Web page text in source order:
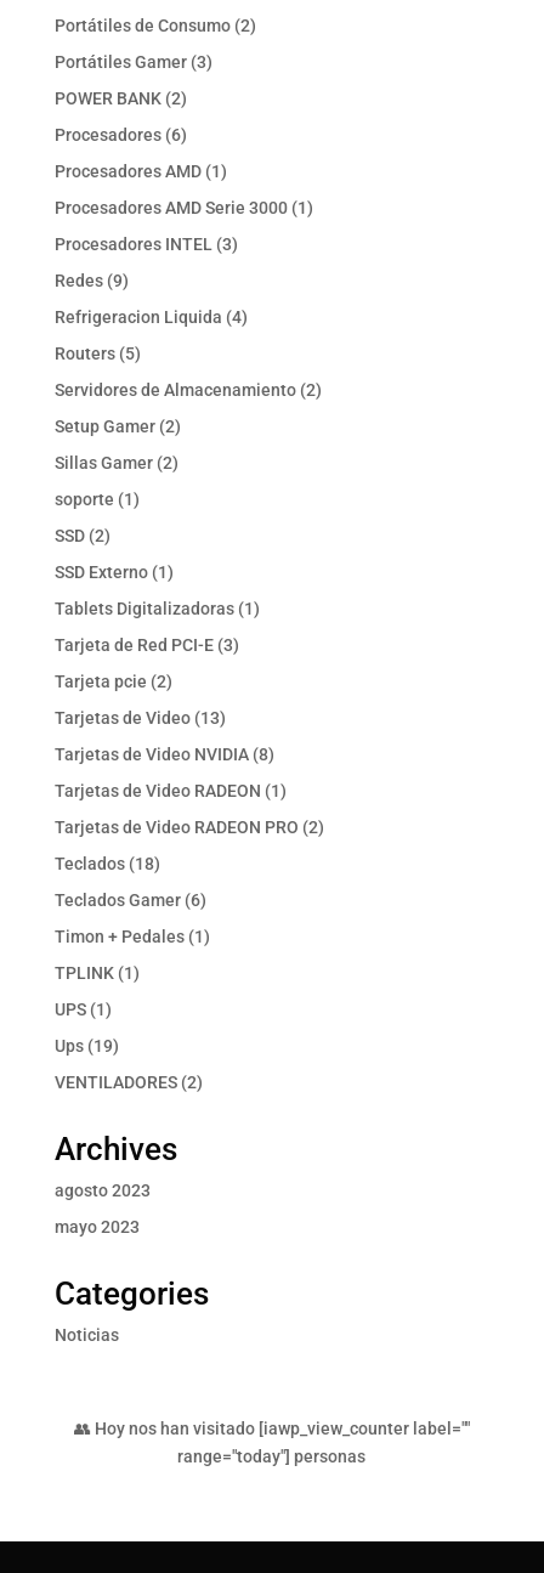
productos
Portátiles de Consumo 22
Portátiles Gamer 33
POWER BANK 22
productos
Procesadores 66
productos
Procesadores AMD 11
producto
Procesadores AMD Serie 3000 11
Procesadores INTEL 33
Redes 99
productos
Refrigeracion Liquida 44
Routers 55
productos
Servidores de Almacenamiento 22
Setup Gamer 22
productos
Sillas Gamer 22
soporte 11
SSD 22
productos
SSD Externo 11
producto
Tablets Digitalizadoras 11
Tarjeta de Red PCI-E 33
Tarjeta pcie 22
productos
Tarjetas de Video 1313
productos
Tarjetas de Video NVIDIA 88
productos
Tarjetas de Video RADEON 11
producto
Tarjetas de Video RADEON PRO 22
Teclados 1818
productos
Teclados Gamer 66
productos
Timon + Pedales 11
TPLINK 11
UPS 11
producto
Ups 1919
productos
VENTILADORES 22
Archives
agosto 2023
mayo 2023
Categories
Noticias
👥 Hoy nos han visitado [iawp_view_counter label=""
range="today"] personas